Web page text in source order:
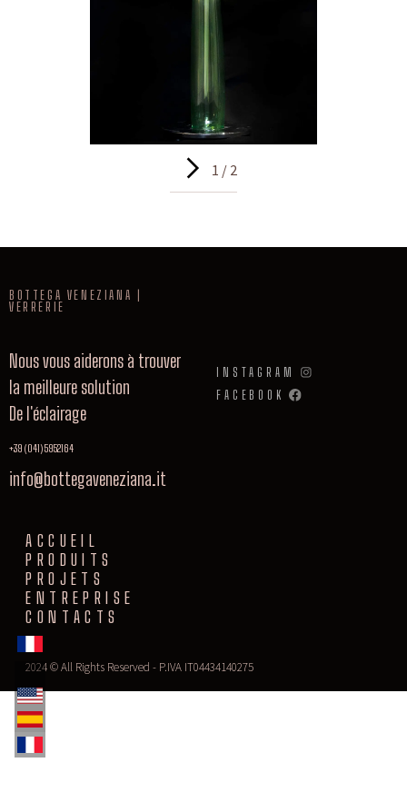
1 / 2
BOTTEGA VENEZIANA |
VERRERIE
Nous vous aiderons à trouver
la meilleure solution
De l'éclairage
+39 (041) 5952164
info@bottegaveneziana.it
INSTAGRAM
FACEBOOK
ACCUEIL
PRODUITS
PROJETS
ENTREPRISE
CONTACTS
2024 © All Rights Reserved - P.IVA IT04434140275